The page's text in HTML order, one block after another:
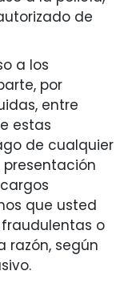
de
a los
por
entre
estas
de cualquier
que usted
o
razón, según